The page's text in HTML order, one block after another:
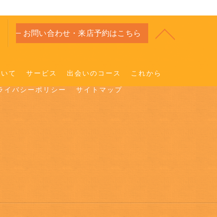
お問い合わせ・来店予約はこちら
て サービス 出会いのコース これから
イバシーポリシー サイトマップ